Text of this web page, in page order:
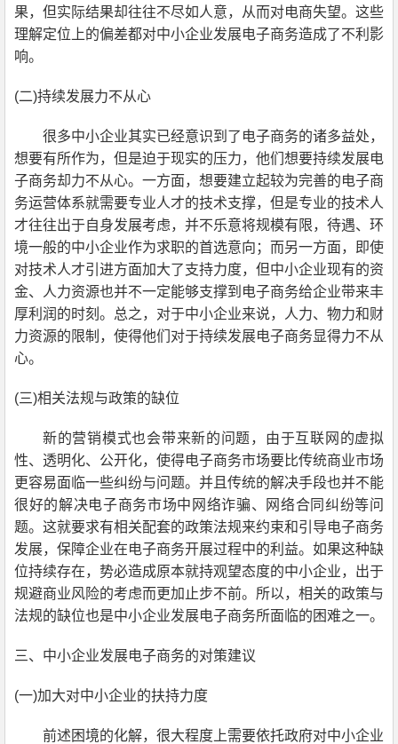
果， 但实际结果却往往不尽如人意，
从而对电商失望。这些
理解定位上的偏差都对中小企业发展电子商务造成了不利影
响。
(二)持续发展力不从心
很多中小企业其实已经意识到了电子商务的诸多益处，
想要有所作为， 但是迫于现实的压力， 他们想要持续发展电
子商务却力不从心。一方面， 想要建立起较为完善的电子商
务运营体系就需要专业人才的技术支撑， 但是专业的技术人
才往往出于自身发展考虑， 并不乐意将规模有限， 待遇、环
境一般的中小企业作为求职的首选意向 ；而另一方面，
即使
对技术人才引进方面加大了支持力度， 但中小企业现有的资
金、人力资源也并不一定能够支撑到电子商务给企业带来丰
厚利润的时刻。总之 ， 对于中小企业来说，
人力、物力和财
力资源的限制 ， 使得他们对于持续发展电子商务显得力不从
心。
(三)相关法规与政策的缺位
新的营销模式也会带来新的问题 ， 由于互联网的虚拟
性、透明化、公开化， 使得电子商务市场要比传统商业市场
更容易面临一些纠纷与问题。并且传统的解决手段也并不能
很好的解决电子商务市场中网络诈骗、 网络合同纠纷等问
题。这就要求有相关配套的政策法规来约束和引导电子商务
发展，保障企业在电子商务开展过程中的利益。如果这种缺
位持续存在， 势必造成原本就持观望态度的中小企业， 出于
规避商业风险的考虑而更加止步不前。所以 ， 相关的政策与
法规的缺位也是中小企业发展电子商务所面临的困难之一。
三、 中小企业发展电子商务的对策建议
(一)加大对中小企业的扶持力度
前述困境的化解， 很大程度上需要依托政府对中小企业